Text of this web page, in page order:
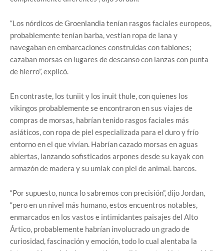
“Los nórdicos de Groenlandia tenían rasgos faciales europeos,
probablemente tenían barba, vestían ropa de lana y
navegaban en embarcaciones construidas con tablones;
cazaban morsas en lugares de descanso con lanzas con punta
de hierro”, explicó.
En contraste, los tuniit y los inuit thule, con quienes los
vikingos probablemente se encontraron en sus viajes de
compras de morsas, habrían tenido rasgos faciales más
asiáticos, con ropa de piel especializada para el duro y frío
entorno en el que vivían. Habrían cazado morsas en aguas
abiertas, lanzando sofisticados arpones desde su kayak con
armazón de madera y su umiak con piel de animal. barcos.
“Por supuesto, nunca lo sabremos con precisión”, dijo Jordan,
“pero en un nivel más humano, estos encuentros notables,
enmarcados en los vastos e intimidantes paisajes del Alto
Ártico, probablemente habrían involucrado un grado de
curiosidad, fascinación y emoción, todo lo cual alentaba la